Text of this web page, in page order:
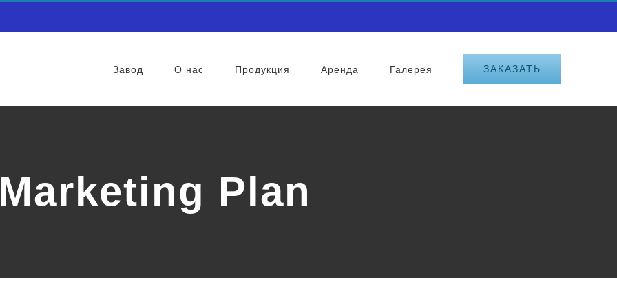
Завод О нас Продукция Аренда Галерея ЗАКАЗАТЬ
Marketing Plan